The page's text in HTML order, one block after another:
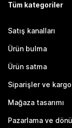
Tüm kategoriler
Satış kanalları
Ürün bulma
Ürün satma
Siparişler ve kargo
Mağaza tasarımı
Pazarlama ve